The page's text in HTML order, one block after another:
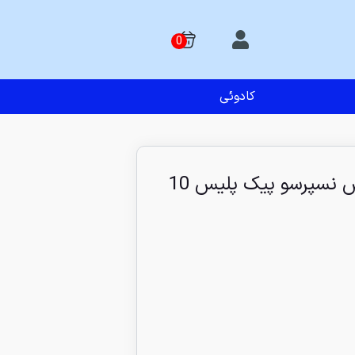
کادوئی
کپسول قهوه استارباکس نسپرسو پیک پلیس 10